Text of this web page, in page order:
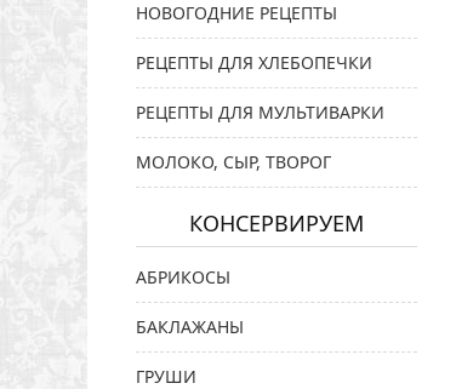
НОВОГОДНИЕ РЕЦЕПТЫ
РЕЦЕПТЫ ДЛЯ ХЛЕБОПЕЧКИ
РЕЦЕПТЫ ДЛЯ МУЛЬТИВАРКИ
МОЛОКО, СЫР, ТВОРОГ
КОНСЕРВИРУЕМ
АБРИКОСЫ
БАКЛАЖАНЫ
ГРУШИ